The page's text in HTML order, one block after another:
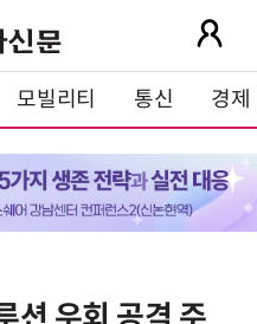
모빌리티 통신 경제